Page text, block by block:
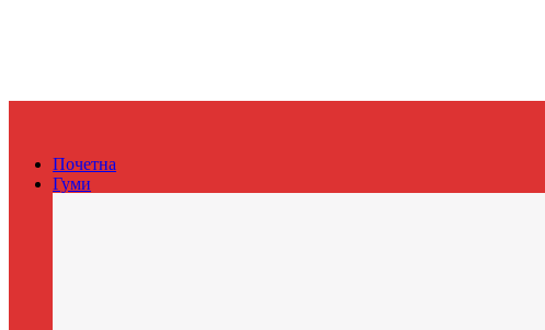
Почетна
Гуми